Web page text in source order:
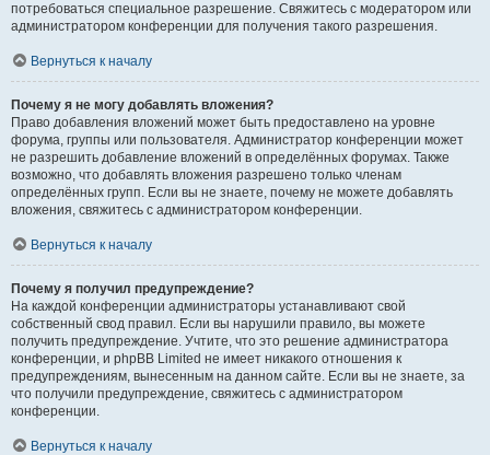
потребоваться специальное разрешение. Свяжитесь с модератором или
администратором конференции для получения такого разрешения.
Вернуться к началу
Почему я не могу добавлять вложения?
Право добавления вложений может быть предоставлено на уровне
форума, группы или пользователя. Администратор конференции может
не разрешить добавление вложений в определённых форумах. Также
возможно, что добавлять вложения разрешено только членам
определённых групп. Если вы не знаете, почему не можете добавлять
вложения, свяжитесь с администратором конференции.
Вернуться к началу
Почему я получил предупреждение?
На каждой конференции администраторы устанавливают свой
собственный свод правил. Если вы нарушили правило, вы можете
получить предупреждение. Учтите, что это решение администратора
конференции, и phpBB Limited не имеет никакого отношения к
предупреждениям, вынесенным на данном сайте. Если вы не знаете, за
что получили предупреждение, свяжитесь с администратором
конференции.
Вернуться к началу